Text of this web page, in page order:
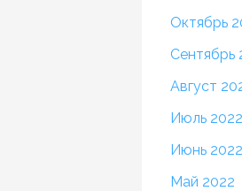
Октябрь
Сентябрь
Август
Июль 2022
Июнь 2022
Май 2022